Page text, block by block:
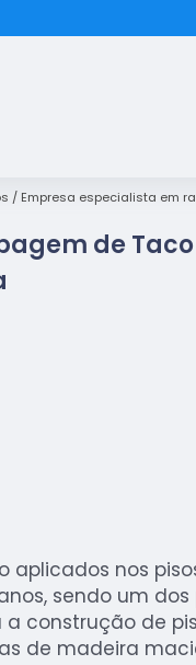
Empresa especialista em
de
aplicados nos
sendo um dos
construção de
de madeira